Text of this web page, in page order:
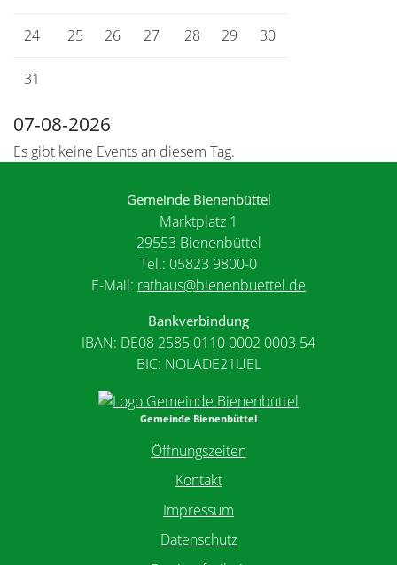
24 25 26 27 28 29 30
31
07-08-2026
Es gibt keine Events an diesem Tag.
Gemeinde Bienenbüttel
Marktplatz 1
29553 Bienenbüttel
Tel.: 05823 9800-0
E-Mail: rathaus@bienenbuettel.de
Bankverbindung
IBAN: DE08 2585 0110 0002 0003 54
BIC: NOLADE21UEL
Gemeinde Bienenbüttel
Öffnungszeiten
Kontakt
Impressum
Datenschutz